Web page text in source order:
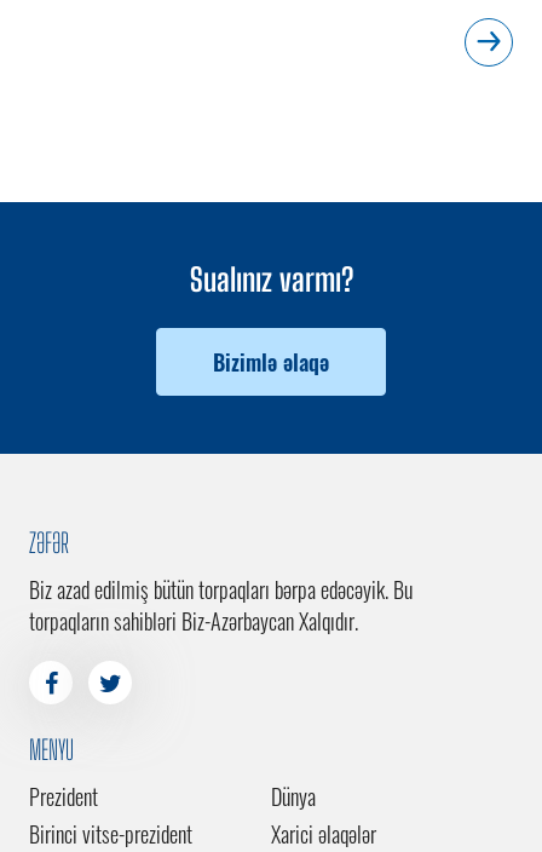
Sualınız varmı?
Bizimlə əlaqə
ZƏFƏR
Biz azad edilmiş bütün torpaqları bərpa edəcəyik. Bu
torpaqların sahibləri Biz-Azərbaycan Xalqıdır.
MENYU
Prezident
Birinci vitse-prezident
Dünya
Xarici əlaqələr